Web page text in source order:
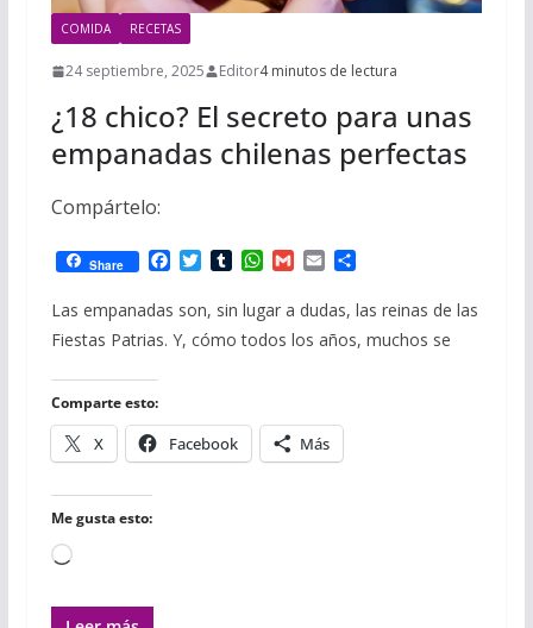
COMIDA RECETAS
24 septiembre, 2025 Editor4 minutos de lectura
¿18 chico? El secreto para unas
empanadas chilenas perfectas
Compártelo:
Share
F
c
e
b
T
i
t
t
T
m
b
l
W
a
t
s
G
a
i
l
E
a
i
l
C
m
p
a
Las empanadas son, sin lugar a dudas, las reinas de las
Fiestas Patrias. Y, cómo todos los años, muchos se
Comparte esto:
X Facebook Más
Me gusta esto:
Cargando...